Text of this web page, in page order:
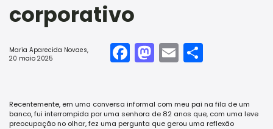
corporativo
Maria Aparecida Novaes
20 maio 2025
Facebook
Mastodon
EmailShare
Recentemente, em uma conversa informal com meu pai na fila de um
banco, fui interrompida por uma senhora de 82 anos que, com uma leve
preocupação no olhar, fez uma pergunta que gerou uma reflexão